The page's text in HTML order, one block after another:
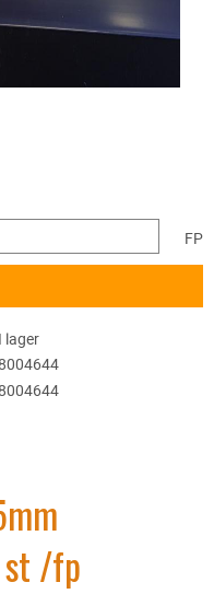
FP
I lager
/fp